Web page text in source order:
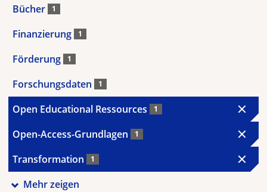
Bücher 1
Finanzierung 1
Förderung 1
Forschungsdaten 1
Open Educational Ressources 1
Open-Access-Grundlagen 1
Transformation 1
Mehr zeigen